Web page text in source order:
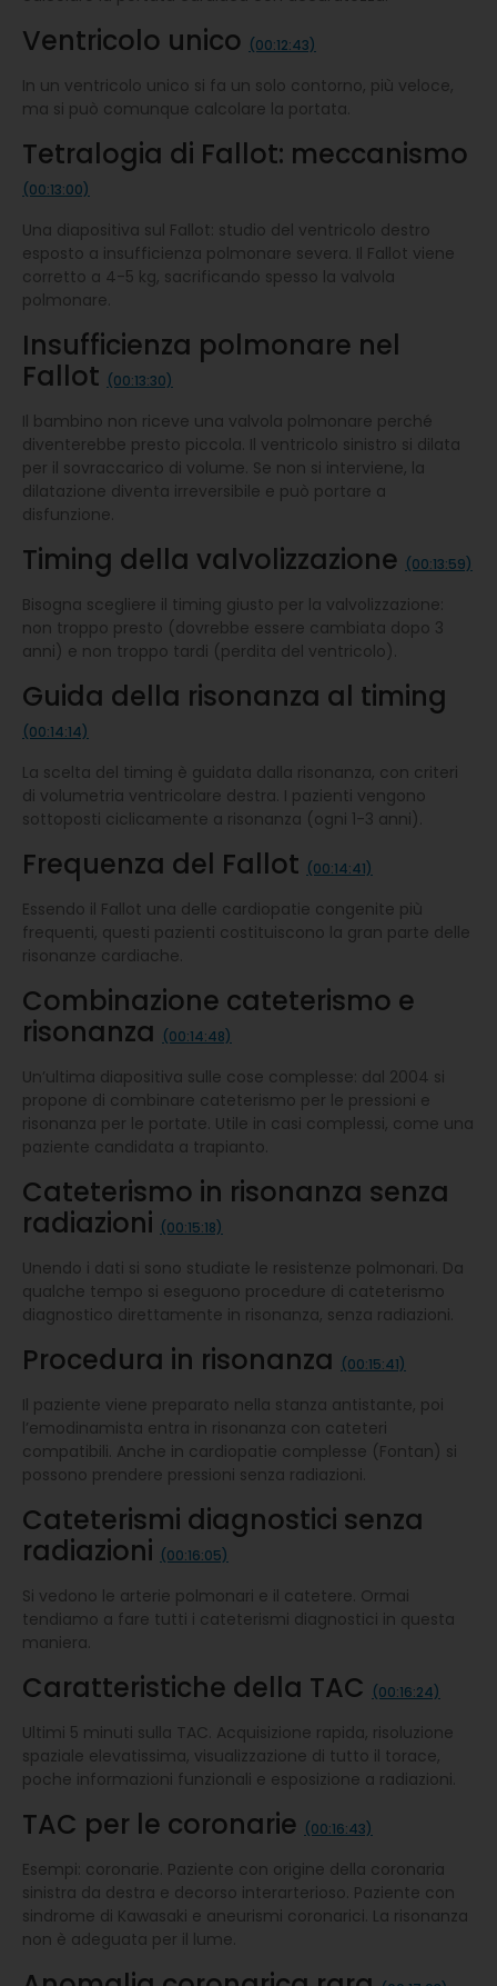
Ventricolo unico (00:12:43)
In un ventricolo unico si fa un solo contorno, più veloce,
ma si può comunque calcolare la portata.
Tetralogia di Fallot: meccanismo
(00:13:00)
Una diapositiva sul Fallot: studio del ventricolo destro
esposto a insufficienza polmonare severa. Il Fallot viene
corretto a 4-5 kg, sacrificando spesso la valvola
polmonare.
Insufficienza polmonare nel
Fallot (00:13:30)
Il bambino non riceve una valvola polmonare perché
diventerebbe presto piccola. Il ventricolo sinistro si dilata
per il sovraccarico di volume. Se non si interviene, la
dilatazione diventa irreversibile e può portare a
disfunzione.
Timing della valvolizzazione (00:13:59)
Bisogna scegliere il timing giusto per la valvolizzazione:
non troppo presto (dovrebbe essere cambiata dopo 3
anni) e non troppo tardi (perdita del ventricolo).
Guida della risonanza al timing
(00:14:14)
La scelta del timing è guidata dalla risonanza, con criteri
di volumetria ventricolare destra. I pazienti vengono
sottoposti ciclicamente a risonanza (ogni 1-3 anni).
Frequenza del Fallot (00:14:41)
Essendo il Fallot una delle cardiopatie congenite più
frequenti, questi pazienti costituiscono la gran parte delle
risonanze cardiache.
Combinazione cateterismo e
risonanza (00:14:48)
Un’ultima diapositiva sulle cose complesse: dal 2004 si
propone di combinare cateterismo per le pressioni e
risonanza per le portate. Utile in casi complessi, come una
paziente candidata a trapianto.
Cateterismo in risonanza senza
radiazioni (00:15:18)
Unendo i dati si sono studiate le resistenze polmonari. Da
qualche tempo si eseguono procedure di cateterismo
diagnostico direttamente in risonanza, senza radiazioni.
Procedura in risonanza (00:15:41)
Il paziente viene preparato nella stanza antistante, poi
l’emodinamista entra in risonanza con cateteri
compatibili. Anche in cardiopatie complesse (Fontan) si
possono prendere pressioni senza radiazioni.
Cateterismi diagnostici senza
radiazioni (00:16:05)
Si vedono le arterie polmonari e il catetere. Ormai
tendiamo a fare tutti i cateterismi diagnostici in questa
maniera.
Caratteristiche della TAC (00:16:24)
Ultimi 5 minuti sulla TAC. Acquisizione rapida, risoluzione
spaziale elevatissima, visualizzazione di tutto il torace,
poche informazioni funzionali e esposizione a radiazioni.
TAC per le coronarie (00:16:43)
Esempi: coronarie. Paziente con origine della coronaria
sinistra da destra e decorso interarterioso. Paziente con
sindrome di Kawasaki e aneurismi coronarici. La risonanza
non è adeguata per il lume.